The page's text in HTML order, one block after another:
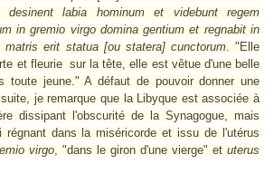
desinent labia hominum et videbunt regem
in gremio virgo domina gentium et regnabit in
matris erit statua [ou statera] cunctorum. "Elle
et fleurie sur la tête, elle est vêtue d'une belle
toute jeune." A défaut de pouvoir donner une
je remarque que la Libyque est associée à
dissipant l'obscurité de la Synagogue, mais
dans la miséricorde et issu de l'utérus
virgo, "dans le giron d'une vierge" et uterus